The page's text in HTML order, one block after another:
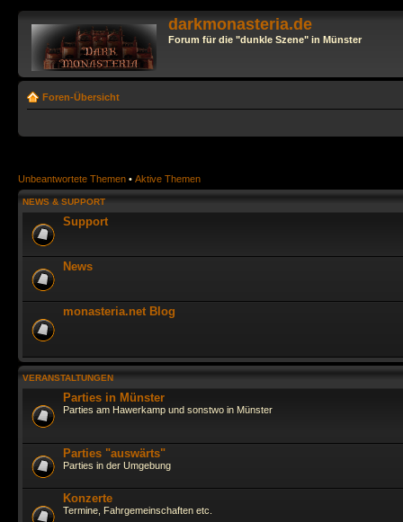
darkmonasteria.de
Forum für die "dunkle Szene" in Münster
Foren-Übersicht
Unbeantwortete Themen • Aktive Themen
NEWS & SUPPORT
Support
News
monasteria.net Blog
VERANSTALTUNGEN
Parties in Münster
Parties am Hawerkamp und sonstwo in Münster
Parties "auswärts"
Parties in der Umgebung
Konzerte
Termine, Fahrgemeinschaften etc.